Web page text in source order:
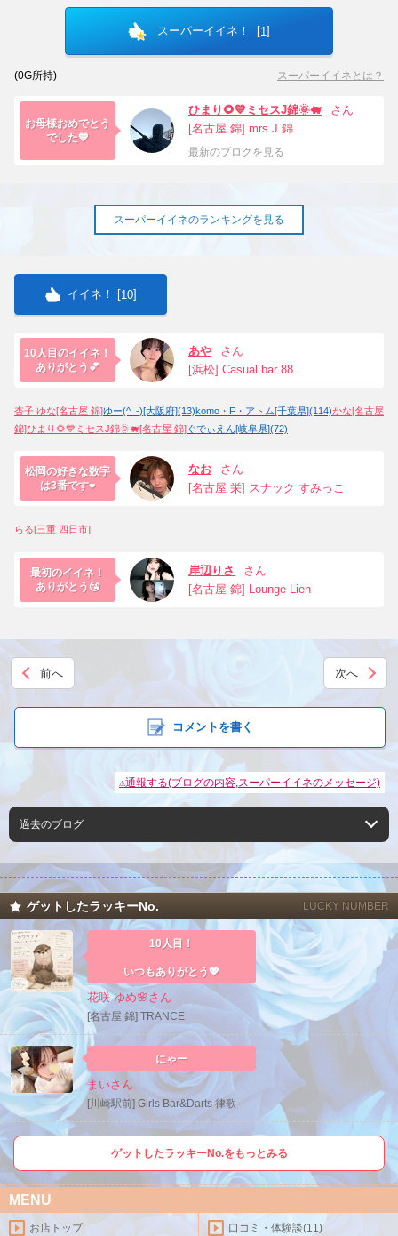
スーパーイイネ！ [1]
(0G所持) スーパーイイネとは？
お母様おめでとう
でした💙
ひまり🌻💙ミセスJ錦🌞🐖
さん
[名古屋 錦] mrs.J 錦
最新のブログを見る
スーパーイイネのランキングを見る
イイネ！ [10]
10人目のイイネ！
ありがとう💕
あや
さん
[浜松] Casual bar 88
杏子 ゆな[名古屋 錦]ゆー(^_-)[大阪府](13)komo・F・アトム[千葉県](114)かな[名古屋
錦]ひまり🌻💙ミセスJ錦🌞🐖[名古屋 錦]ぐでぃえん[岐阜県](72)
松岡の好きな数字
は3番です❤️
なお
さん
[名古屋 栄] スナック すみっこ
らる[三重 四日市]
最初のイイネ！
ありがとう😘
岸辺りさ
さん
[名古屋 錦] Lounge Lien
前へ 次へ
コメントを書く
⚠通報する(ブログの内容,スーパーイイネのメッセージ)
過去のブログ
ゲットしたラッキーNo. LUCKY NUMBER
10人目！
いつもありがとう💖
花咲 ゆめ🌸さん
[名古屋 錦] TRANCE
にゃー
まいさん
[川崎駅前] Girls Bar&Darts 律歌
ゲットしたラッキーNo.をもっとみる
MENU
お店トップ 口コミ・体験談(11)